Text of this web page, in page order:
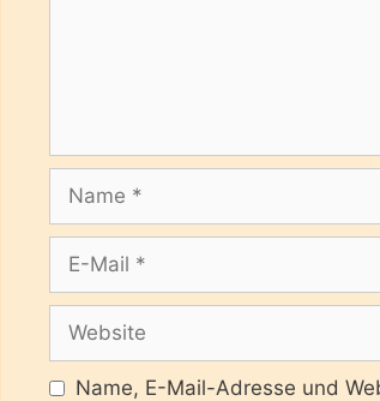
Mail
Name, E-Mail-Adresse und